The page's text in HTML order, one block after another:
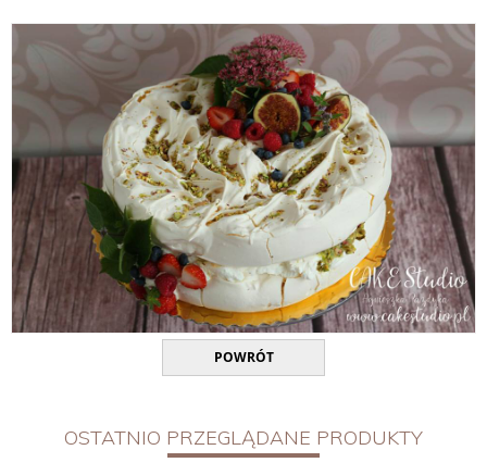
POWRÓT
OSTATNIO PRZEGLĄDANE PRODUKTY